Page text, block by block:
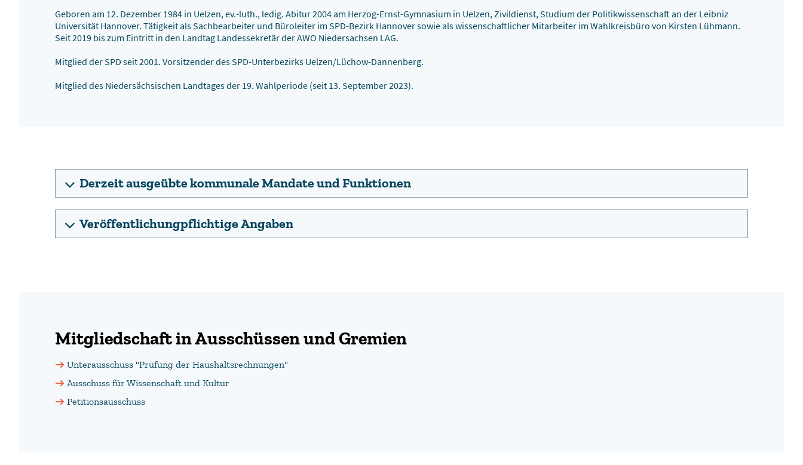
Geboren am 12. Dezember 1984 in Uelzen, ev.-luth., ledig. Abitur 2004 am Herzog-Ernst-Gymnasium in Uelzen, Zivildienst, Studium der Politikwissenschaft an der Leibniz
Universität Hannover. Tätigkeit als Sachbearbeiter und Büroleiter im SPD-Bezirk Hannover sowie als wissenschaftlicher Mitarbeiter im Wahlkreisbüro von Kirsten Lühmann.
Seit 2019 bis zum Eintritt in den Landtag Landessekretär der AWO Niedersachsen LAG.
Mitglied der SPD seit 2001. Vorsitzender des SPD-Unterbezirks Uelzen/Lüchow-Dannenberg.
Mitglied des Niedersächsischen Landtages der 19. Wahlperiode (seit 13. September 2023).
Derzeit ausgeübte kommunale Mandate und Funktionen
Veröffentlichungpflichtige Angaben
Mitgliedschaft in Ausschüssen und Gremien
Unterausschuss "Prüfung der Haushaltsrechnungen"
Ausschuss für Wissenschaft und Kultur
Petitionsausschuss